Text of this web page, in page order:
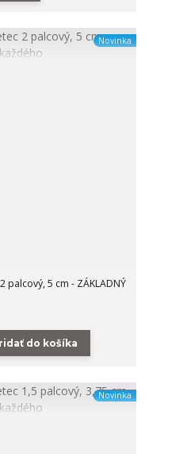
Novinka
palcový, 5 cm - ZÁKLADNÝ
do košíka
Novinka